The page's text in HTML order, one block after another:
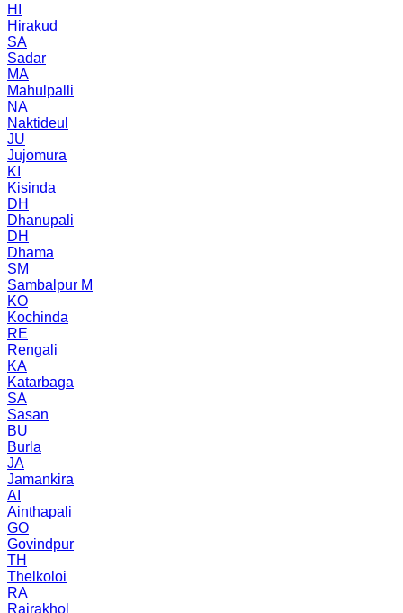
HI
Hirakud
SA
Sadar
MA
Mahulpalli
NA
Naktideul
JU
Jujomura
KI
Kisinda
DH
Dhanupali
DH
Dhama
SM
Sambalpur M
KO
Kochinda
RE
Rengali
KA
Katarbaga
SA
Sasan
BU
Burla
JA
Jamankira
AI
Ainthapali
GO
Govindpur
TH
Thelkoloi
RA
Rairakhol